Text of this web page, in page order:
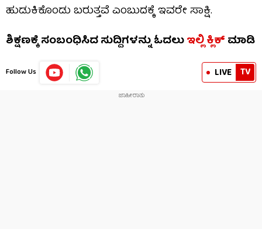
ಹುಡುಕಿಕೊಂಡು ಬರುತ್ತವೆ ಎಂಬುದಕ್ಕೆ ಇವರೇ ಸಾಕ್ಷಿ.
ಶಿಕ್ಷಣಕ್ಕೆ ಸಂಬಂಧಿಸಿದ ಸುದ್ದಿಗಳನ್ನು ಓದಲುಇಲ್ಲಿ ಕ್ಲಿಕ್ಮಾಡಿ
Follow Us LIVE TV